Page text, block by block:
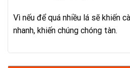
Vì nếu để quá nhiều lá sẽ khiến
nhanh, khiến chúng chóng tàn.